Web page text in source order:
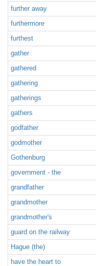
further away
furthermore
furthest
gather
gathered
gathering
gatherings
gathers
godfather
godmother
Gothenburg
government - the
grandfather
grandmother
grandmother's
guard on the railway
Hague (the)
have the heart to